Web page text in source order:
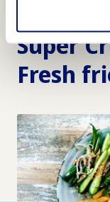
Super
Fresh